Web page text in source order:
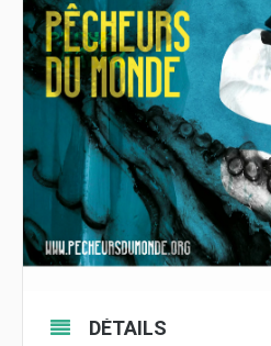
DÉTAILS